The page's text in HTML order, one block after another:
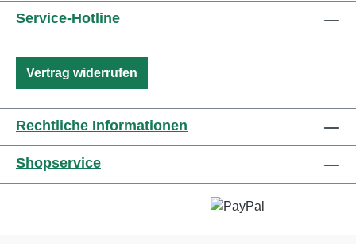
Service-Hotline
Vertrag widerrufen
Rechtliche Informationen
Shopservice